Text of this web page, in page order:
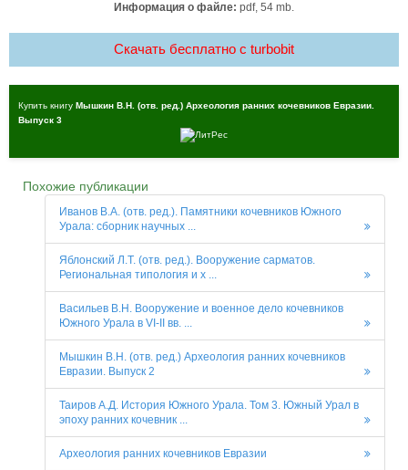
Информация о файле: pdf, 54 mb.
Скачать бесплатно c turbobit
Купить книгу Мышкин В.Н. (отв. ред.) Археология ранних кочевников Евразии.
Выпуск 3
Похожие публикации
Иванов В.А. (отв. ред.). Памятники кочевников Южного
Урала: сборник научных ...
Яблонский Л.Т. (отв. ред.). Вооружение сарматов.
Региональная типология и х ...
Васильев В.Н. Вооружение и военное дело кочевников
Южного Урала в VI-II вв. ...
Мышкин В.Н. (отв. ред.) Археология ранних кочевников
Евразии. Выпуск 2
Таиров А.Д. История Южного Урала. Том 3. Южный Урал в
эпоху ранних кочевник ...
Археология ранних кочевников Евразии